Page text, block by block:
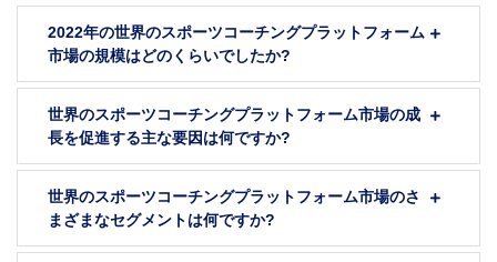
2022年の世界のスポーツコーチングプラットフォーム
市場の規模はどのくらいでしたか?
世界のスポーツコーチングプラットフォーム市場の成
長を促進する主な要因は何ですか?
世界のスポーツコーチングプラットフォーム市場のさ
まざまなセグメントは何ですか?